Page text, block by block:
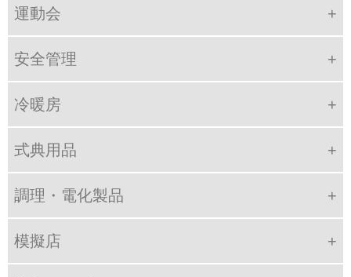
運動会
安全管理
冷暖房
式典用品
調理・電化製品
模擬店